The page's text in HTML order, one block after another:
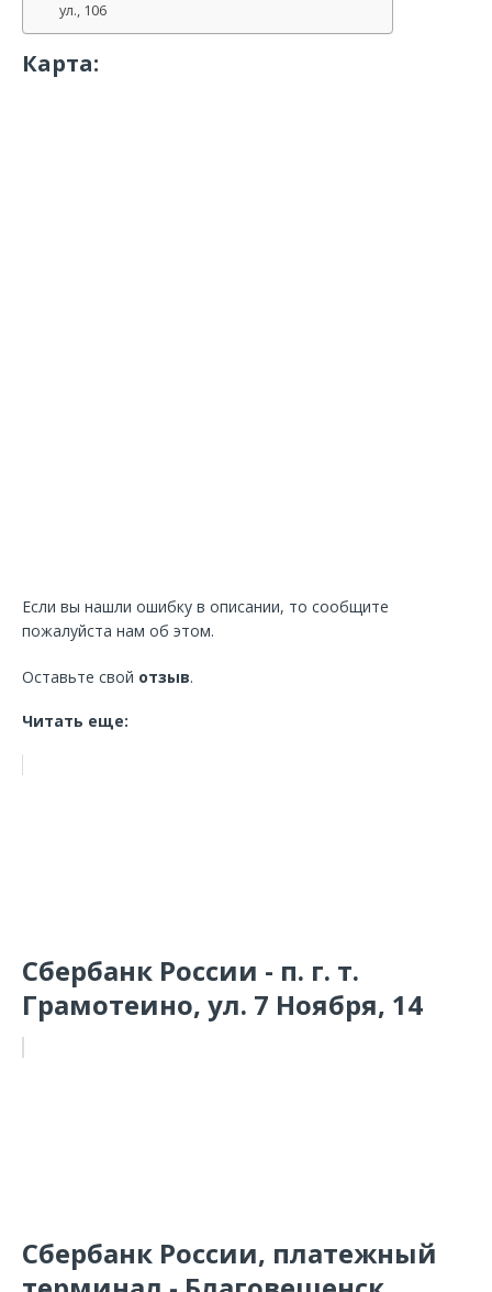
ул., 106
Карта:
Если вы нашли ошибку в описании, то сообщите
пожалуйста нам об этом.
Оставьте свой отзыв.
Читать еще:
Сбербанк России - п. г. т.
Грамотеино, ул. 7 Ноября, 14
Сбербанк России, платежный